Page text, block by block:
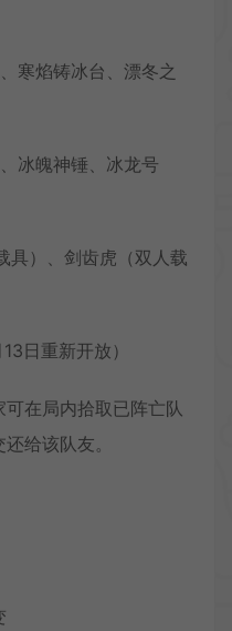
寒焰铸冰台、漂冬之
冰魄神锤、冰龙号
具）、剑齿虎（双人载
日重新开放）
在局内拾取已阵亡队
给该队友。